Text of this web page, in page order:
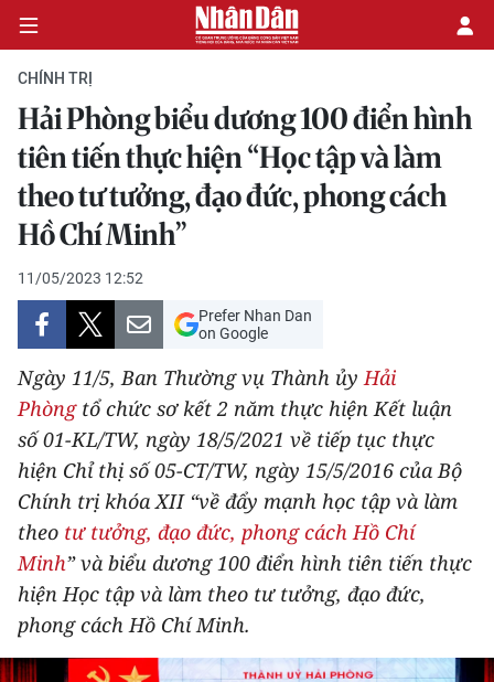
CHÍNH TRỊ
KINH TẾ
XÃ HỘI
DU LỊCH
THẾ GIỚI
THỂ THAO
GIÁO DỤC
Y TẾ
CHÍNH TRỊ
Hải Phòng biểu dương 100 điển hình
tiên tiến thực hiện “Học tập và làm
theo tư tưởng, đạo đức, phong cách
Hồ Chí Minh”
11/05/2023 12:52
Prefer Nhan Dan
on Google
Ngày 11/5, Ban Thường vụ Thành ủyHải
Phòngtổ chức sơ kết 2 năm thực hiện Kết luận
số 01-KL/TW, ngày 18/5/2021 về tiếp tục thực
hiện Chỉ thị số 05-CT/TW, ngày 15/5/2016 của Bộ
Chính trị khóa XII “về đẩy mạnh học tập và làm
theo tư tưởng, đạo đức, phong cách Hồ Chí
Minh” và biểu dương 100 điển hình tiên tiến thực
hiện Học tập và làm theo tư tưởng, đạo đức,
phong cách Hồ Chí Minh.